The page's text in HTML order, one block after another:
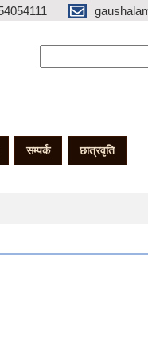
सम्पर्क छात्रवृति